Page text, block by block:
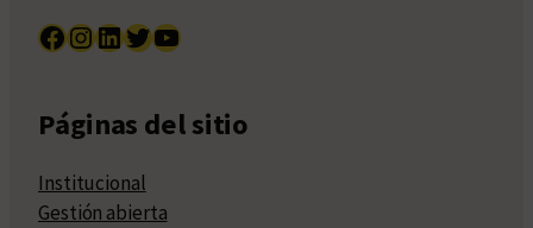
Facebook InstagramLinkedIn Twitter YouTube
Páginas del sitio
Institucional
Gestión abierta